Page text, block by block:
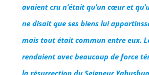
avaient cru n’était qu’un cœur et
ne disait que ses biens lui
mais tout était commun entre eux.
rendaient avec beaucoup de force